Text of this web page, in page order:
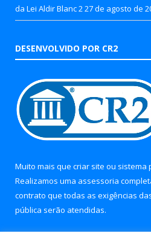
da Lei Aldir Blanc 2 27 de agosto de
DESENVOLVIDO POR CR2
Muito mais que criar site ou sistema
Realizamos uma assessoria
contrato que todas as exigências
pública serão atendidas.